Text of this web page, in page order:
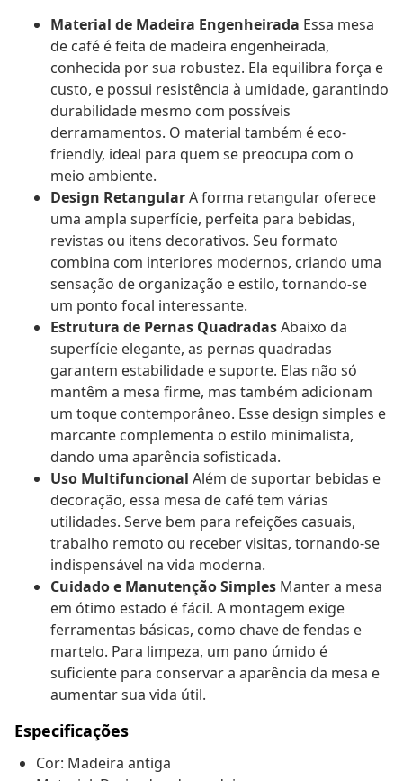
Material de Madeira Engenheirada Essa mesa
de café é feita de madeira engenheirada,
conhecida por sua robustez. Ela equilibra força e
custo, e possui resistência à umidade, garantindo
durabilidade mesmo com possíveis
derramamentos. O material também é eco-
friendly, ideal para quem se preocupa com o
meio ambiente.
Design RetangularA forma retangular oferece
uma ampla superfície, perfeita para bebidas,
revistas ou itens decorativos. Seu formato
combina com interiores modernos, criando uma
sensação de organização e estilo, tornando-se
um ponto focal interessante.
Estrutura de Pernas QuadradasAbaixo da
superfície elegante, as pernas quadradas
garantem estabilidade e suporte. Elas não só
mantêm a mesa firme, mas também adicionam
um toque contemporâneo. Esse design simples e
marcante complementa o estilo minimalista,
dando uma aparência sofisticada.
Uso Multifuncional Além de suportar bebidas e
decoração, essa mesa de café tem várias
utilidades. Serve bem para refeições casuais,
trabalho remoto ou receber visitas, tornando-se
indispensável na vida moderna.
Cuidado e Manutenção Simples Manter a mesa
em ótimo estado é fácil. A montagem exige
ferramentas básicas, como chave de fendas e
martelo. Para limpeza, um pano úmido é
suficiente para conservar a aparência da mesa e
aumentar sua vida útil.
Especificações
Cor: Madeira antiga